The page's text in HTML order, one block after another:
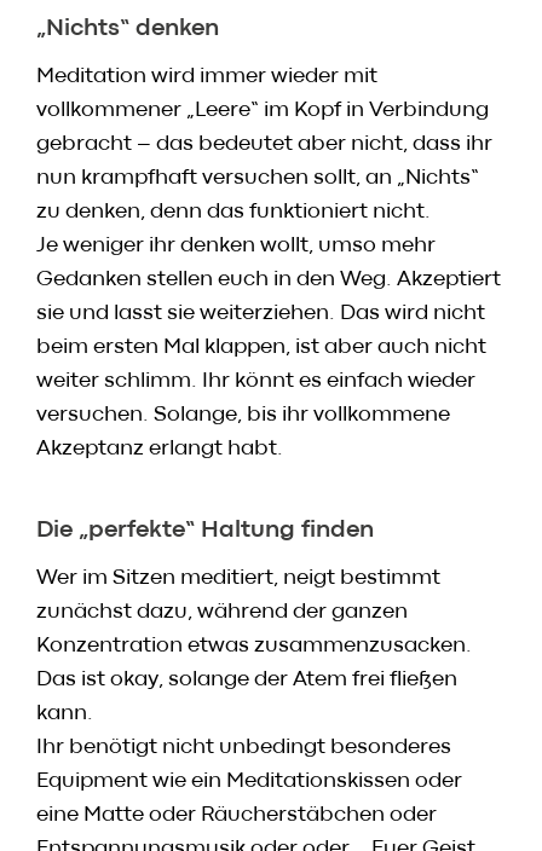
„Nichts“ denken
Meditation wird immer wieder mit
vollkommener „Leere“ im Kopf in Verbindung
gebracht – das bedeutet aber nicht, dass ihr
nun krampfhaft versuchen sollt, an „Nichts“
zu denken, denn das funktioniert nicht.
Je weniger ihr denken wollt, umso mehr
Gedanken stellen euch in den Weg. Akzeptiert
sie und lasst sie weiterziehen. Das wird nicht
beim ersten Mal klappen, ist aber auch nicht
weiter schlimm. Ihr könnt es einfach wieder
versuchen. Solange, bis ihr vollkommene
Akzeptanz erlangt habt.
Die „perfekte“ Haltung finden
Wer im Sitzen meditiert, neigt bestimmt
zunächst dazu, während der ganzen
Konzentration etwas zusammenzusacken.
Das ist okay, solange der Atem frei fließen
kann.
Ihr benötigt nicht unbedingt besonderes
Equipment wie ein Meditationskissen oder
eine Matte oder Räucherstäbchen oder